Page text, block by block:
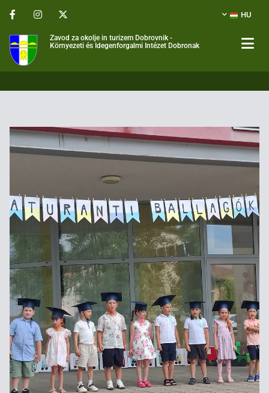
HU
Zavod za okolje in turizem Dobrovnik -
Környezeti és Idegenforgalmi Intézet Dobronak